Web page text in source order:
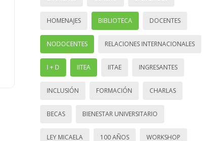
HOMENAJES BIBLIOTECA DOCENTES
NODOCENTES RELACIONES INTERNACIONALES
I + D IITEA IITAE INGRESANTES
INCLUSIÓN FORMACIÓN CHARLAS
BECAS BIENESTAR UNIVERSITARIO
LEY MICAELA 100 AÑOS WORKSHOP